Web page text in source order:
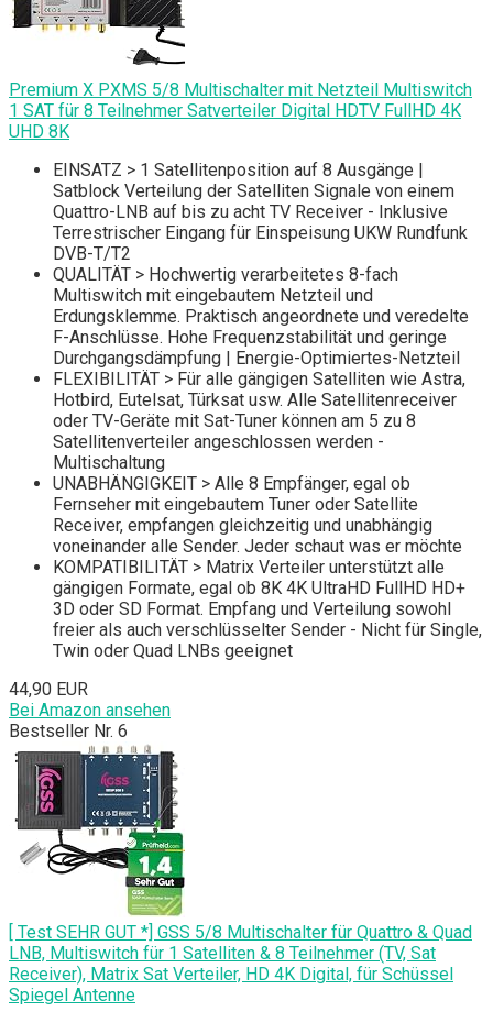
Premium X PXMS 5/8 Multischalter mit Netzteil Multiswitch
1 SAT für 8 Teilnehmer Satverteiler Digital HDTV FullHD 4K
UHD 8K
EINSATZ > 1 Satellitenposition auf 8 Ausgänge |
Satblock Verteilung der Satelliten Signale von einem
Quattro-LNB auf bis zu acht TV Receiver - Inklusive
Terrestrischer Eingang für Einspeisung UKW Rundfunk
DVB-T/T2
QUALITÄT > Hochwertig verarbeitetes 8-fach
Multiswitch mit eingebautem Netzteil und
Erdungsklemme. Praktisch angeordnete und veredelte
F-Anschlüsse. Hohe Frequenzstabilität und geringe
Durchgangsdämpfung | Energie-Optimiertes-Netzteil
FLEXIBILITÄT > Für alle gängigen Satelliten wie Astra,
Hotbird, Eutelsat, Türksat usw. Alle Satellitenreceiver
oder TV-Geräte mit Sat-Tuner können am 5 zu 8
Satellitenverteiler angeschlossen werden -
Multischaltung
UNABHÄNGIGKEIT > Alle 8 Empfänger, egal ob
Fernseher mit eingebautem Tuner oder Satellite
Receiver, empfangen gleichzeitig und unabhängig
voneinander alle Sender. Jeder schaut was er möchte
KOMPATIBILITÄT > Matrix Verteiler unterstützt alle
gängigen Formate, egal ob 8K 4K UltraHD FullHD HD+
3D oder SD Format. Empfang und Verteilung sowohl
freier als auch verschlüsselter Sender - Nicht für Single,
Twin oder Quad LNBs geeignet
44,90 EUR
Bei Amazon ansehen
Bestseller Nr. 6
[ Test SEHR GUT *] GSS 5/8 Multischalter für Quattro & Quad
LNB, Multiswitch für 1 Satelliten & 8 Teilnehmer (TV, Sat
Receiver), Matrix Sat Verteiler, HD 4K Digital, für Schüssel
Spiegel Antenne